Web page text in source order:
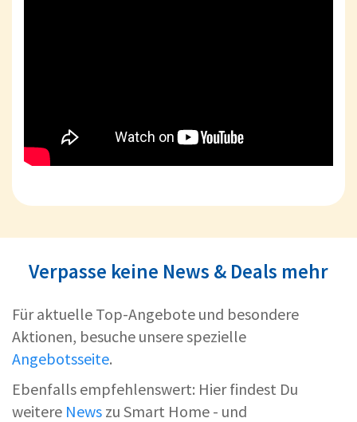
Verpasse keine News & Deals mehr
Für aktuelle Top-Angebote und besondere
Aktionen, besuche unsere spezielle
Angebotsseite.
Ebenfalls empfehlenswert: Hier findest Du
weitere News zu Smart Home - und